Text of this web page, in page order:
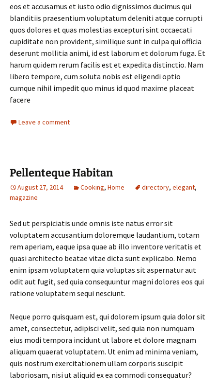
eos et accusamus et iusto odio dignissimos ducimus qui
blanditiis praesentium voluptatum deleniti atque corrupti
quos dolores et quas molestias excepturi sint occaecati
cupiditate non provident, similique sunt in culpa qui officia
deserunt mollitia animi, id est laborum et dolorum fuga. Et
harum quidem rerum facilis est et expedita distinctio. Nam
libero tempore, cum soluta nobis est eligendi optio
cumque nihil impedit quo minus id quod maxime placeat
facere
Leave a comment
Pellenteque Habitan
August 27, 2014 Cooking, Home directory, elegant,
magazine
Sed ut perspiciatis unde omnis iste natus error sit
voluptatem accusantium doloremque laudantium, totam
rem aperiam, eaque ipsa quae ab illo inventore veritatis et
quasi architecto beatae vitae dicta sunt explicabo. Nemo
enim ipsam voluptatem quia voluptas sit aspernatur aut
odit aut fugit, sed quia consequuntur magni dolores eos qui
ratione voluptatem sequi nesciunt.
Neque porro quisquam est, qui dolorem ipsum quia dolor sit
amet, consectetur, adipisci velit, sed quia non numquam
eius modi tempora incidunt ut labore et dolore magnam
aliquam quaerat voluptatem. Ut enim ad minima veniam,
quis nostrum exercitationem ullam corporis suscipit
laboriosam, nisi ut aliquid ex ea commodi consequatur?